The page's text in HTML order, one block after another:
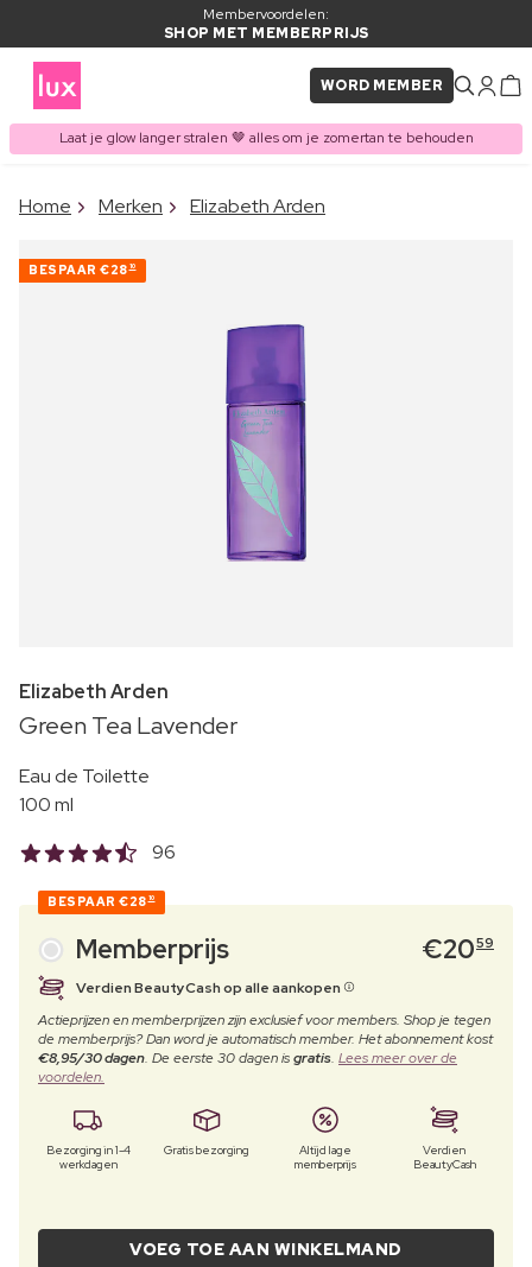
Membervoordelen:
SHOP MET MEMBERPRIJS
WORD MEMBER
Laat je glow langer stralen 🤎 alles om je zomertan te behouden
ITEM TOEGEVOEGD AAN
Home Merken Elizabeth Arden
BESPAAR €28 10
Elizabeth Arden
Green Tea Lavender
Eau de Toilette
100 ml
96
BESPAAR €28 10
Memberprijs €2059
Verdien BeautyCash op alle aankopen
Actieprijzen en memberprijzen zijn exclusief voor members. Shop je tegen
de memberprijs? Dan word je automatisch member. Het abonnement kost
€8,95/30 dagen. De eerste 30 dagen isgratis. Lees meer over de
voordelen.
Bezorging in 1-4
werkdagen
Gratis bezorging
Altijd lage
memberprijs
Verdien
BeautyCash
VOEG TOE AAN WINKELMAND